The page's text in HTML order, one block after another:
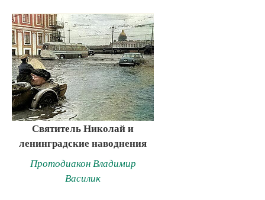
Святитель Николай и
ленинградские наводнения
Протодиакон Владимир
Василик